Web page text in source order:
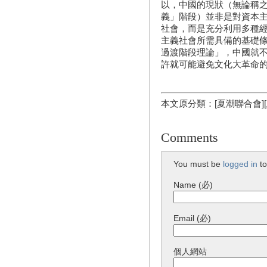
以，中國的現狀（無論稱
義」階段）並非是對資本
社會，而是充分利用多種
主義社會所需具備的基礎
過渡階段理論」，中國就
許就可能避免文化大革命
本文原分類：[夏潮聯合會
Comments
You must be logged in
Name (必)
Email (必)
個人網站